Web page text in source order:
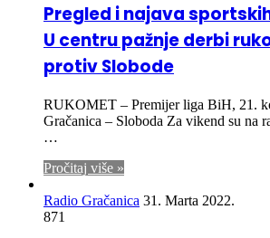
Pregled i najava
U centru pažnje derbi
protiv Slobode
RUKOMET – Premijer liga BiH, 21.
Gračanica – Sloboda Za vikend su na
…
Pročitaj više »
Radio Gračanica 31. Marta 2022.
871